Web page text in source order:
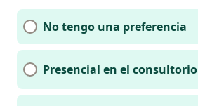
No tengo una preferencia
Presencial en el consultorio